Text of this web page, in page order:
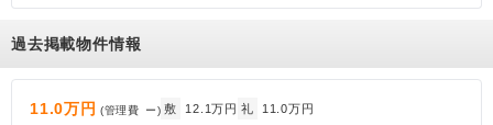
過去掲載物件情報
11.0万円 (管理費 ー) 敷 12.1万円 礼 11.0万円